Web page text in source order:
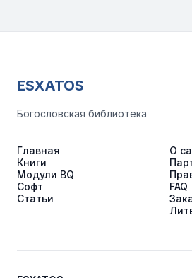
ESXATOS
Богословская библиотека
Главная
Книги
Модули BQ
Софт
Статьи
О
FAQ